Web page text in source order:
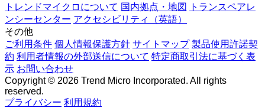
トレンドマイクロについて 国内拠点・地図
トランスペアレ
ンシーセンター アクセシビリティ（英語）
その他
ご利用条件 個人情報保護方針 サイトマップ 製品使用許諾契
約 利用者情報の外部送信について 特定商取引法に基づく表
示 お問い合わせ
Copyright © 2026 Trend Micro Incorporated. All rights
reserved.
プライバシー 利用規約